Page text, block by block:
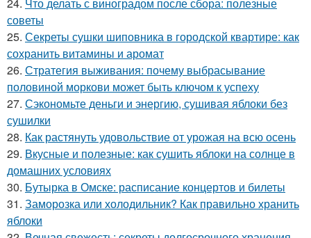
советы
25. Секреты сушки шиповника в городской квартире: как
сохранить витамины и аромат
26. Стратегия выживания: почему выбрасывание
половиной моркови может быть ключом к успеху
27. Сэкономьте деньги и энергию, сушивая яблоки без
сушилки
28. Как растянуть удовольствие от урожая на всю осень
29. Вкусные и полезные: как сушить яблоки на солнце в
домашних условиях
30. Бутырка в Омске: расписание концертов и билеты
31. Заморозка или холодильник? Как правильно хранить
яблоки